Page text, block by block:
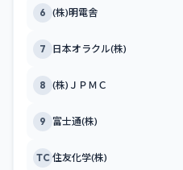
6 (株)明電舎
7 日本オラクル(株)
8 (株)ＪＰＭＣ
9 富士通(株)
TC 住友化学(株)